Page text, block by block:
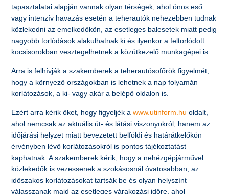
tapasztalatai alapján vannak olyan térségek, ahol ónos eső
vagy intenzív havazás esetén a teherautók nehezebben tudnak
közlekedni az emelkedőkön, az esetleges balesetek miatt pedig
nagyobb torlódások alakulhatnak ki és ilyenkor a feltorlódott
kocsisorokban vesztegelhetnek a közútkezelő munkagépei is.
Arra is felhívják a szakemberek a teherautósofőrök figyelmét,
hogy a környező országokban is lehetnek a nap folyamán
korlátozások, a ki- vagy akár a belépő oldalon is.
Ezért arra kérik őket, hogy figyeljék awww.utinform.hu oldalt,
ahol nemcsak az aktuális út- és látási viszonyokról, hanem az
időjárási helyzet miatt bevezetett belföldi és határátkelőkön
érvényben lévő korlátozásokról is pontos tájékoztatást
kaphatnak. A szakemberek kérik, hogy a nehézgépjárművel
közlekedők is vezessenek a szokásosnál óvatosabban, az
időszakos korlátozásokat tartsák be és olyan helyszínt
válasszanak majd az esetleges várakozási időre, ahol